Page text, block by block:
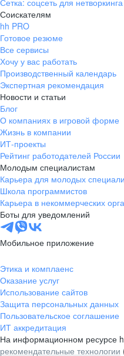
Соискателям
hh PRO
Готовое резюме
Все сервисы
Хочу у вас работать
Производственный календарь
Экспертная рекомендация
Новости и статьи
Блог
О компаниях в игровой форме
Жизнь в компании
ИТ-проекты
Рейтинг работодателей России
Молодым специалистам
Карьера для молодых
Школа программистов
Карьера в некоммерческих
Боты для уведомлений
Мобильное приложение
Этика и комплаенс
Оказание услуг
Использование сайтов
Защита персональных данных
Пользовательское соглашение
ИТ аккредитация
На информационном ресурсе
рекомендательные технологии